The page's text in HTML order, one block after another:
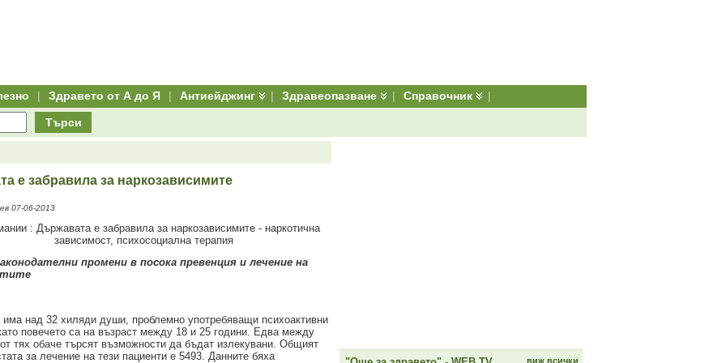
| Здравето от А до Я | Антиейджинг | Здравеопазване | Справочник |
Търси
е забравила за наркозависимите
07-06-2013
промени в посока превенция и лечение на
има над 32 хиляди души, проблемно употребяващи психоактивни
повечето са на възраст между 18 и 25 години. Едва между
тях обаче търсят възможности да бъдат излекувани. Общият
за лечение на тези пациенти е 5493. Данните бяха
виж всички